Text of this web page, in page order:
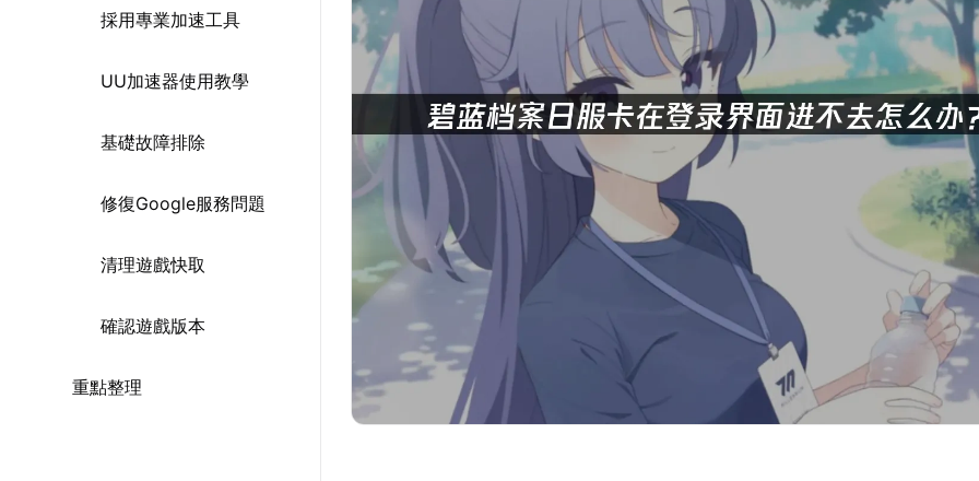
採用專業加速工具
UU加速器使用教學
基礎故障排除
修復Google服務問題
清理遊戲快取
確認遊戲版本
重點整理